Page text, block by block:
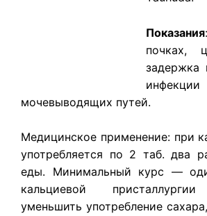
Показания
почках,
задержка
инфекции
мочевыводящих путей.
Медицинское применение: при
употребляется по 2 таб. два
еды. Минимальный курс —
кальциевой
уменьшить употребление